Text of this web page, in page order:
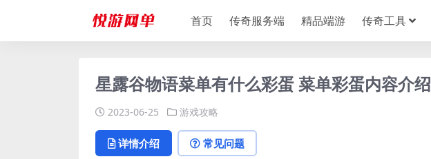
首页 传奇服务端 精品端游 传奇工具
星露谷物语菜单有什么彩蛋 菜单彩蛋内容介绍
2023-06-25 游戏攻略
详情介绍 常见问题